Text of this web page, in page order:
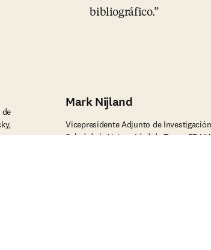
bibliográfico.
Mark Nijland
Vicepresidente Adjunto de
Salud de la Universidad de Texas,